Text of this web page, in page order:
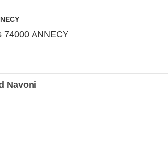
74000 ANNECY
Navoni